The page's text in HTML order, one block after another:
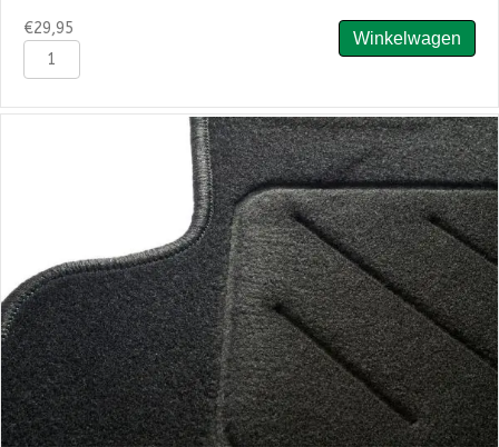
€29,95
Automatten
Land
Range
aantal
Winkelwagen